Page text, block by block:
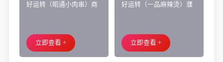
好运转（昭通小肉串）商
外摆、 房租2.2万/年
立即查看 +
好运转（一品麻辣烫）濮
小吃店转让
立即查看 +